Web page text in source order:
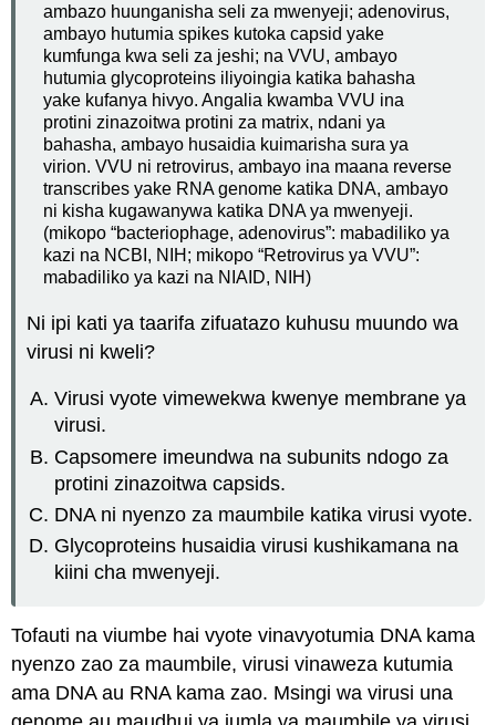
ambazo huunganisha seli za mwenyeji; adenovirus,
ambayo hutumia spikes kutoka capsid yake
kumfunga kwa seli za jeshi; na VVU, ambayo
hutumia glycoproteins iliyoingia katika bahasha
yake kufanya hivyo. Angalia kwamba VVU ina
protini zinazoitwa protini za matrix, ndani ya
bahasha, ambayo husaidia kuimarisha sura ya
virion. VVU ni retrovirus, ambayo ina maana reverse
transcribes yake RNA genome katika DNA, ambayo
ni kisha kugawanywa katika DNA ya mwenyeji.
(mikopo “bacteriophage, adenovirus”: mabadiliko ya
kazi na NCBI, NIH; mikopo “Retrovirus ya VVU”:
mabadiliko ya kazi na NIAID, NIH)
Ni ipi kati ya taarifa zifuatazo kuhusu muundo wa
virusi ni kweli?
Virusi vyote vimewekwa kwenye membrane ya
virusi.
Capsomere imeundwa na subunits ndogo za
protini zinazoitwa capsids.
DNA ni nyenzo za maumbile katika virusi vyote.
Glycoproteins husaidia virusi kushikamana na
kiini cha mwenyeji.
Tofauti na viumbe hai vyote vinavyotumia DNA kama
nyenzo zao za maumbile, virusi vinaweza kutumia
ama DNA au RNA kama zao. Msingi wa virusi una